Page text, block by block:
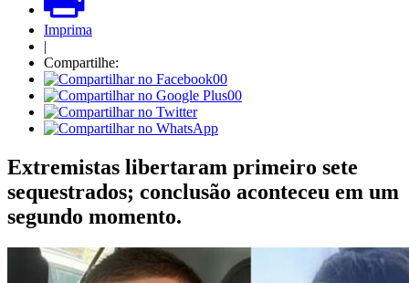
Imprima
|
Compartilhe:
00
00
Extremistas libertaram primeiro sete
sequestrados; conclusão aconteceu em um
segundo momento.